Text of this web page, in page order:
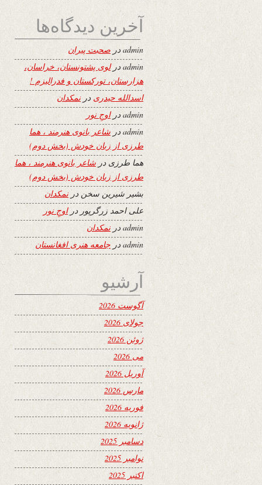
آخرین دیدگاه‌ها
adminدر صحبت پیران
admin درلوی پشتونستان، خراسان،
هزارستان، تورکستان و فدرالیزم !
اسدالله حیدری درنمکدان
adminدراوجِ نور
adminدر شاعر بانوی هنرمند ، هما
طرزی از زبان خودش (بخش دوم)
هما طرزی در شاعر بانوی هنرمند ، هما
طرزی از زبان خودش (بخش دوم)
بشیر شیرین سخن درنمکدان
علی احمد زرگرپور دراوجِ نور
adminدرنمکدان
admin در جامعه هنری افغانستان
آرشیو
آگوست 2026
جولای 2026
ژوئن 2026
می 2026
آوریل 2026
مارس 2026
فوریه 2026
ژانویه 2026
دسامبر 2025
نوامبر 2025
اکتبر 2025